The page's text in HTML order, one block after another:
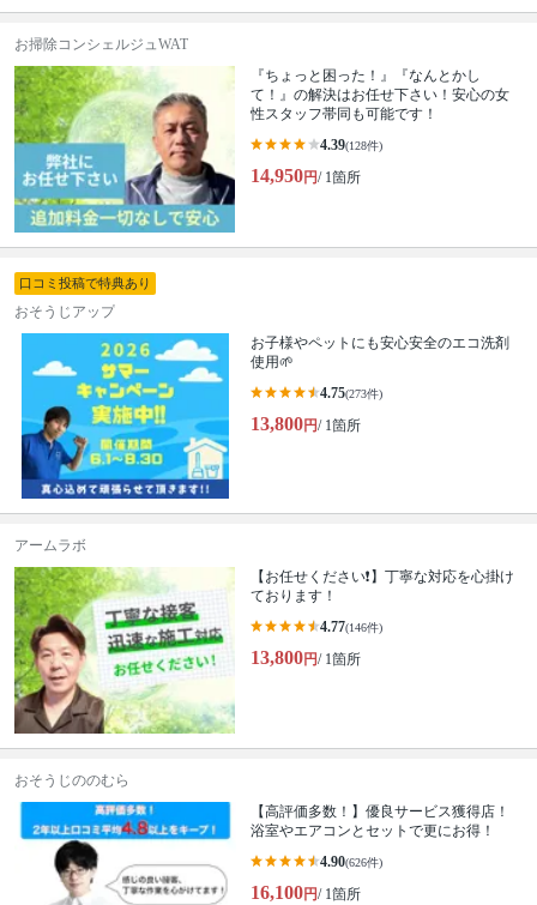
お掃除コンシェルジュWAT
『ちょっと困った！』『なんとかし
て！』の解決はお任せ下さい！安心の女
性スタッフ帯同も可能です！
4.39(128件)
14,950円/ 1箇所
口コミ投稿で特典あり
おそうじアップ
お子様やペットにも安心安全のエコ洗剤
使用🌱
4.75(273件)
13,800円/ 1箇所
アームラボ
【お任せください❗️】丁寧な対応を心掛け
ております！
4.77(146件)
13,800円/ 1箇所
おそうじののむら
【高評価多数！】優良サービス獲得店！
浴室やエアコンとセットで更にお得！
4.90(626件)
16,100円/ 1箇所